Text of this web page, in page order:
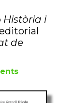
Història i
de